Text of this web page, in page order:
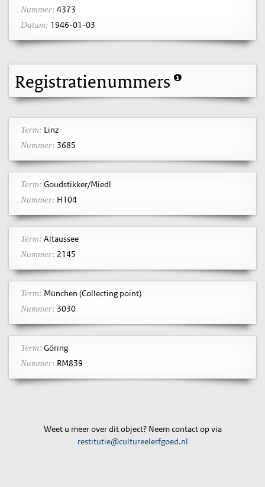
Nummer: 4373
Datum: 1946-01-03
Registratienummers
Term: Linz
Nummer: 3685
Term: Goudstikker/Miedl
Nummer: H104
Term: Altaussee
Nummer: 2145
Term: München (Collecting point)
Nummer: 3030
Term: Göring
Nummer: RM839
Weet u meer over dit object? Neem contact op via
restitutie@cultureelerfgoed.nl